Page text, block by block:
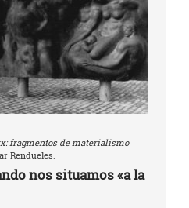
fragmentos de materialismo
Rendueles.
nos situamos «a la